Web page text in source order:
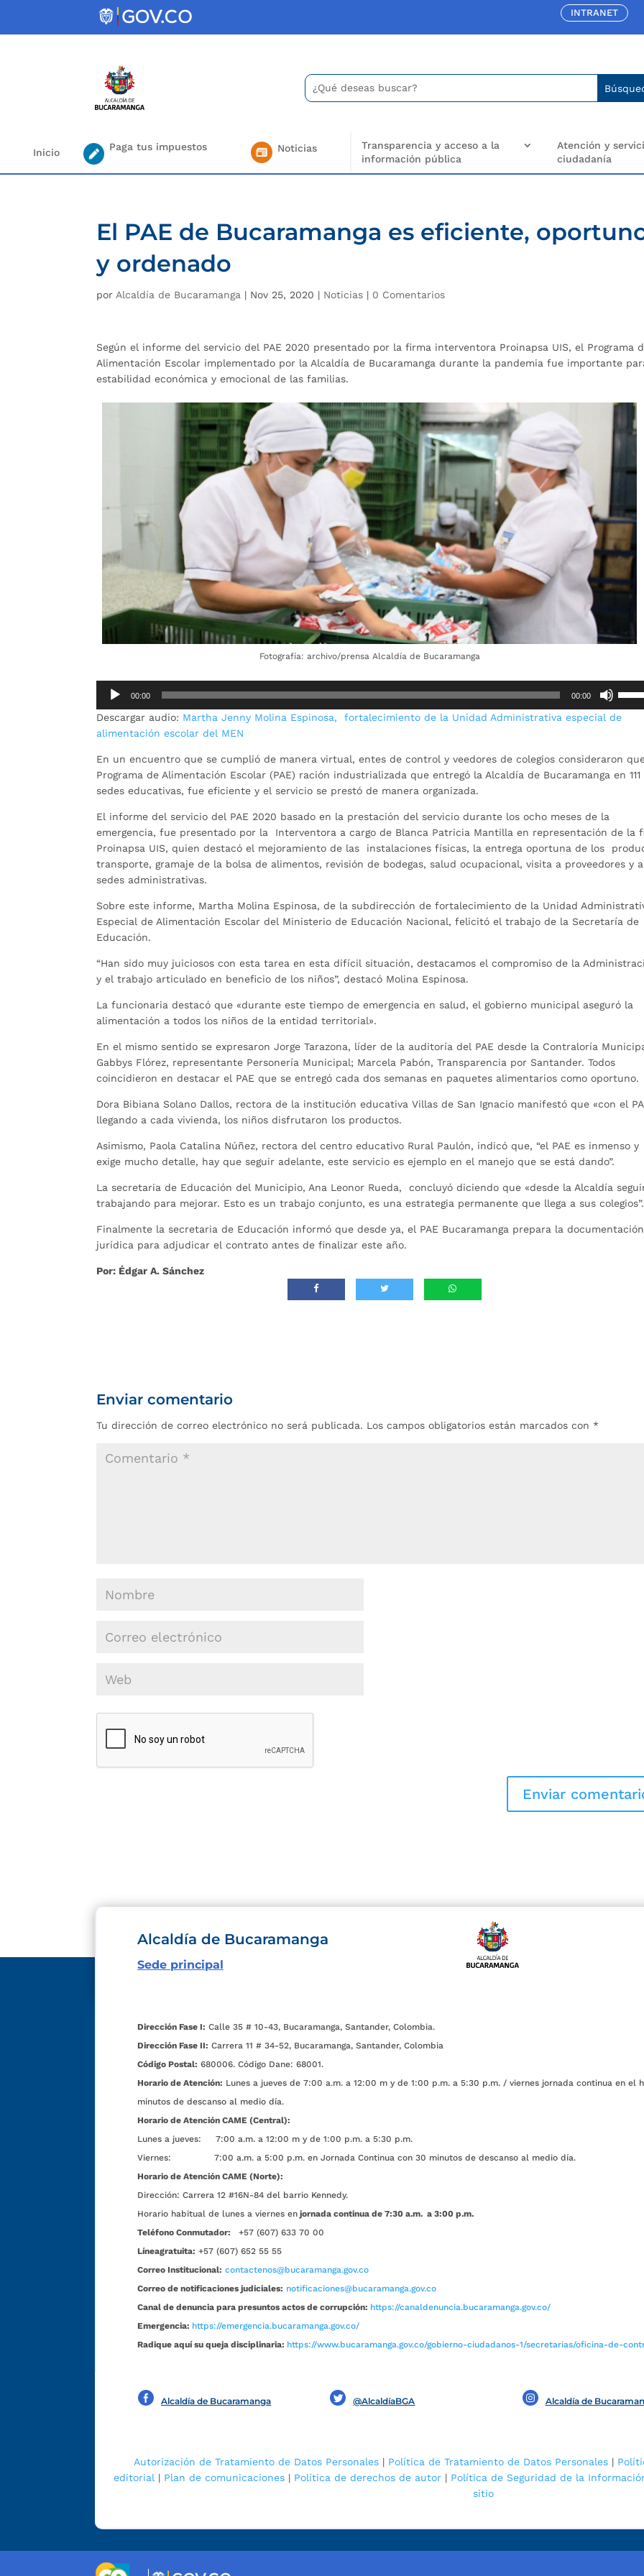
INTRANET
Buscar:
Search
for...
Inicio Paga tus impuestos Noticias
Transparencia y acceso a la
información pública
Atención y
ciudadanía
El PAE de Bucaramanga es eficiente,
y ordenado
por Alcaldía de Bucaramanga | Nov 25, 2020 | Noticias | 0 Comentarios
Según el informe del servicio del PAE 2020 presentado por la firma interventora Proinapsa UIS, el Programa
Alimentación Escolar implementado por la Alcaldía de Bucaramanga durante la pandemia fue importante
estabilidad económica y emocional de las familias.
Fotografía: archivo/prensa Alcaldía de Bucaramanga
Reproductor
audio
00:00 00:00
teclas
el
Descargar audio: Martha Jenny Molina Espinosa, fortalecimiento de la Unidad Administrativa especial de
alimentación escolar del MEN
En un encuentro que se cumplió de manera virtual, entes de control y veedores de colegios consideraron
Programa de Alimentación Escolar (PAE) ración industrializada que entregó la Alcaldía de Bucaramanga en 111
sedes educativas, fue eficiente y el servicio se prestó de manera organizada.
El informe del servicio del PAE 2020 basado en la prestación del servicio durante los ocho meses de la
emergencia, fue presentado por la Interventora a cargo de Blanca Patricia Mantilla en representación de la
Proinapsa UIS, quien destacó el mejoramiento de las instalaciones físicas, la entrega oportuna de los
transporte, gramaje de la bolsa de alimentos, revisión de bodegas, salud ocupacional, visita a proveedores y
sedes administrativas.
Sobre este informe, Martha Molina Espinosa, de la subdirección de fortalecimiento de la Unidad
Especial de Alimentación Escolar del Ministerio de Educación Nacional, felicitó el trabajo de la Secretaría de
Educación.
“Han sido muy juiciosos con esta tarea en esta difícil situación, destacamos el compromiso de la
y el trabajo articulado en beneficio de los niños”, destacó Molina Espinosa.
La funcionaria destacó que «durante este tiempo de emergencia en salud, el gobierno municipal aseguró la
alimentación a todos los niños de la entidad territorial».
En el mismo sentido se expresaron Jorge Tarazona, líder de la auditoría del PAE desde la Contraloría
Gabbys Flórez, representante Personería Municipal; Marcela Pabón, Transparencia por Santander. Todos
coincidieron en destacar el PAE que se entregó cada dos semanas en paquetes alimentarios como oportuno.
Dora Bibiana Solano Dallos, rectora de la institución educativa Villas de San Ignacio manifestó que «con el
llegando a cada vivienda, los niños disfrutaron los productos.
Asimismo, Paola Catalina Núñez, rectora del centro educativo Rural Paulón, indicó que, “el PAE es inmenso y
exige mucho detalle, hay que seguir adelante, este servicio es ejemplo en el manejo que se está dando”.
La secretaria de Educación del Municipio, Ana Leonor Rueda, concluyó diciendo que «desde la Alcaldía
trabajando para mejorar. Esto es un trabajo conjunto, es una estrategia permanente que llega a sus colegios”.
Finalmente la secretaria de Educación informó que desde ya, el PAE Bucaramanga prepara la documentación
jurídica para adjudicar el contrato antes de finalizar este año.
Por: Édgar A. Sánchez
Enviar comentario
Tu dirección de correo electrónico no será publicada. Los campos obligatorios están marcados con *
Alcaldía de Bucaramanga
Sede principal
Dirección Fase I: Calle 35 # 10-43, Bucaramanga, Santander, Colombia.
Dirección Fase II: Carrera 11 # 34-52, Bucaramanga, Santander, Colombia
Código Postal: 680006. Código Dane: 68001.
Horario de Atención: Lunes a jueves de 7:00 a.m. a 12:00 m y de 1:00 p.m. a 5:30 p.m. / viernes jornada continua en el
minutos de descanso al medio día.
Horario de Atención CAME (Central):
Lunes a jueves: 7:00 a.m. a 12:00 m y de 1:00 p.m. a 5:30 p.m.
Viernes: 7:00 a.m. a 5:00 p.m. en Jornada Continua con 30 minutos de descanso al medio día.
Horario de Atención CAME (Norte):
Dirección: Carrera 12 #16N-84 del barrio Kennedy.
Horario habitual de lunes a viernes en jornada continua de 7:30 a.m. a 3:00 p.m.
Teléfono Conmutador:
+57 (607) 633 70 00
Líneagratuita: +57 (607) 652 55 55
Correo Institucional: contactenos@bucaramanga.gov.co
Correo de notificaciones judiciales: notificaciones@bucaramanga.gov.co
Canal de denuncia para presuntos actos de corrupción: https://canaldenuncia.bucaramanga.gov.co/
Emergencia: https://emergencia.bucaramanga.gov.co/
Radique aquí su queja disciplinaria: https://www.bucaramanga.gov.co/gobierno-ciudadanos-1/secretarias/oficina-de-
Alcaldía de Bucaramanga @AlcaldíaBGA Alcaldía de
Autorización de Tratamiento de Datos Personales | Política de Tratamiento de Datos Personales |
editorial | Plan de comunicaciones | Política de derechos de autor | Política de Seguridad de la
sitio